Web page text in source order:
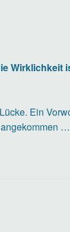
Wirklichkeit
Ein
…